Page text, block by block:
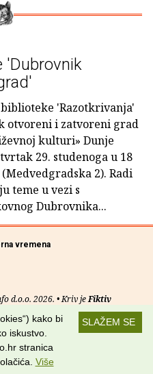
'Dubrovnik
'Razotkrivanja'
otvoreni i zatvoreni grad
kulturi» Dunje
29. studenoga u 18
2). Radi
teme u vezi s
Dubrovnika...
vremena
d.o.o. 2026. • Kriv jeFiktiv
korištenja RSS kanali
nas na:
SLAŽEM SE
kako bi
iskustvo.
stranica
Više